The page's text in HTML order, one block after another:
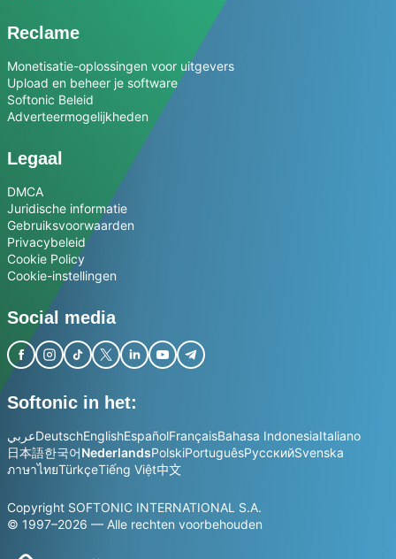
Reclame
Monetisatie-oplossingen voor uitgevers
Upload en beheer je software
Softonic Beleid
Adverteermogelijkheden
Legaal
DMCA
Juridische informatie
Gebruiksvoorwaarden
Privacybeleid
Cookie Policy
Cookie-instellingen
Social media
Softonic in het:
عربيDeutschEnglishEspañolFrançaisBahasa IndonesiaItaliano
日本語한국어NederlandsPolskiPortuguêsРусскийSvenska
ภาษาไทยTürkçeTiếng Việt中文
Copyright SOFTONIC INTERNATIONAL S.A.
© 1997–2026 — Alle rechten voorbehouden